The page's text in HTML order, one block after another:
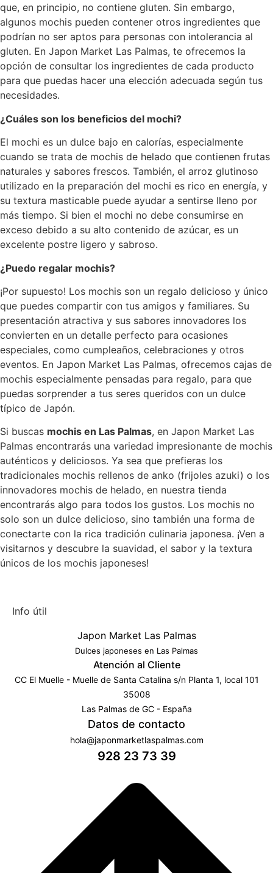
que, en principio, no contiene gluten. Sin embargo,
algunos mochis pueden contener otros ingredientes que
podrían no ser aptos para personas con intolerancia al
gluten. En Japon Market Las Palmas, te ofrecemos la
opción de consultar los ingredientes de cada producto
para que puedas hacer una elección adecuada según tus
necesidades.
¿Cuáles son los beneficios del mochi?
El mochi es un dulce bajo en calorías, especialmente
cuando se trata de mochis de helado que contienen frutas
naturales y sabores frescos. También, el arroz glutinoso
utilizado en la preparación del mochi es rico en energía, y
su textura masticable puede ayudar a sentirse lleno por
más tiempo. Si bien el mochi no debe consumirse en
exceso debido a su alto contenido de azúcar, es un
excelente postre ligero y sabroso.
¿Puedo regalar mochis?
¡Por supuesto! Los mochis son un regalo delicioso y único
que puedes compartir con tus amigos y familiares. Su
presentación atractiva y sus sabores innovadores los
convierten en un detalle perfecto para ocasiones
especiales, como cumpleaños, celebraciones y otros
eventos. En Japon Market Las Palmas, ofrecemos cajas de
mochis especialmente pensadas para regalo, para que
puedas sorprender a tus seres queridos con un dulce
típico de Japón.
Si buscas mochis en Las Palmas, en Japon Market Las
Palmas encontrarás una variedad impresionante de mochis
auténticos y deliciosos. Ya sea que prefieras los
tradicionales mochis rellenos de anko (frijoles azuki) o los
innovadores mochis de helado, en nuestra tienda
encontrarás algo para todos los gustos. Los mochis no
solo son un dulce delicioso, sino también una forma de
conectarte con la rica tradición culinaria japonesa. ¡Ven a
visitarnos y descubre la suavidad, el sabor y la textura
únicos de los mochis japoneses!
Info útil
Japon Market Las Palmas
Dulces japoneses en Las Palmas
Atención al Cliente
CC El Muelle - Muelle de Santa Catalina s/n Planta 1, local 101
35008
Las Palmas de GC - España
Datos de contacto
hola@japonmarketlaspalmas.com
928 23 73 39